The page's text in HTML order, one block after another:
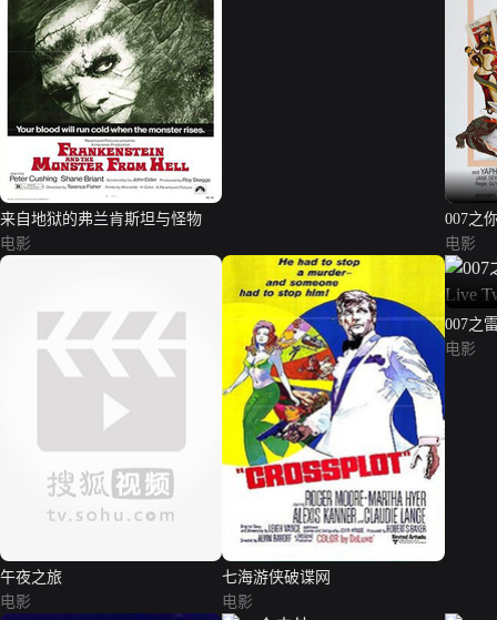
来自地狱的弗兰肯斯坦与怪物
电影
007之
Die）
电影
午夜之旅
电影
七海游侠破谍网
电影
007之
Twice）
电影